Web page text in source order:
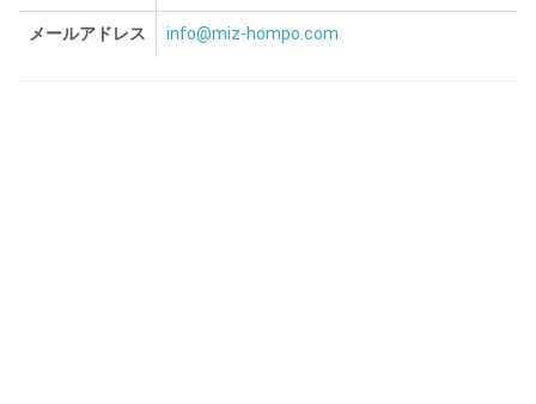
メールアドレス info@miz-hompo.com